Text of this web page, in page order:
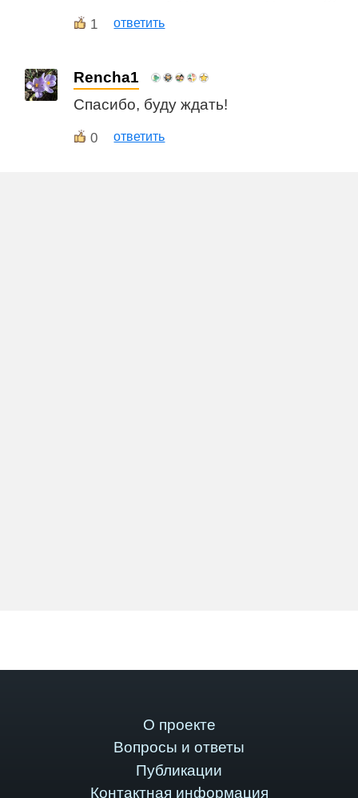
1 ответить
Rencha1
Спасибо, буду ждать!
0 ответить
О проекте
Вопросы и ответы
Публикации
Контактная информация